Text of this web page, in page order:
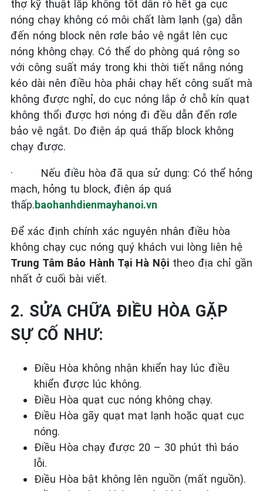
thợ kỹ thuật lắp không tốt dẫn rò hết ga cục
nóng chạy không có môi chất làm lạnh (ga) dẫn
đến nóng block nên rơle bảo vệ ngắt lên cục
nóng không chạy. Có thể do phòng quá rộng so
với công suất máy trong khi thời tiết nắng nóng
kéo dài nên điều hòa phải chạy hết công suất mà
không được nghỉ, do cục nóng lắp ở chỗ kín quạt
không thổi được hơi nóng đi đều dẫn đến rơle
bảo vệ ngắt. Do điện áp quá thấp block không
chạy được.
·
Nếu điều hòa đã qua sử dụng: Có thể hỏng
mạch, hỏng tụ block, điện áp quá
thấp.baohanhdienmayhanoi.vn
Để xác định chính xác nguyên nhân điều hòa
không chạy cục nóng quý khách vui lòng liên hệ
Trung Tâm Bảo Hành Tại Hà Nội theo địa chỉ gần
nhất ở cuối bài viết.
2. SỬA CHỮA ĐIỀU HÒA GẶP
SỰ CỐ NHƯ:
Điều Hòa không nhận khiển hay lúc điều
khiển được lúc không.
Điều Hòa quạt cục nóng không chạy.
Điều Hòa gãy quạt mạt lạnh hoặc quạt cục
nóng.
Điều Hòa chạy được 20 – 30 phút thì báo
lỗi.
Điều Hòa bật không lên nguồn (mất nguồn).